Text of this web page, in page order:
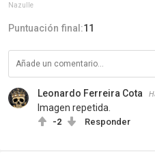
Nazulle
Puntuación final:11
Leonardo Ferreira Cota
Imagen repetida.
-2 Responder